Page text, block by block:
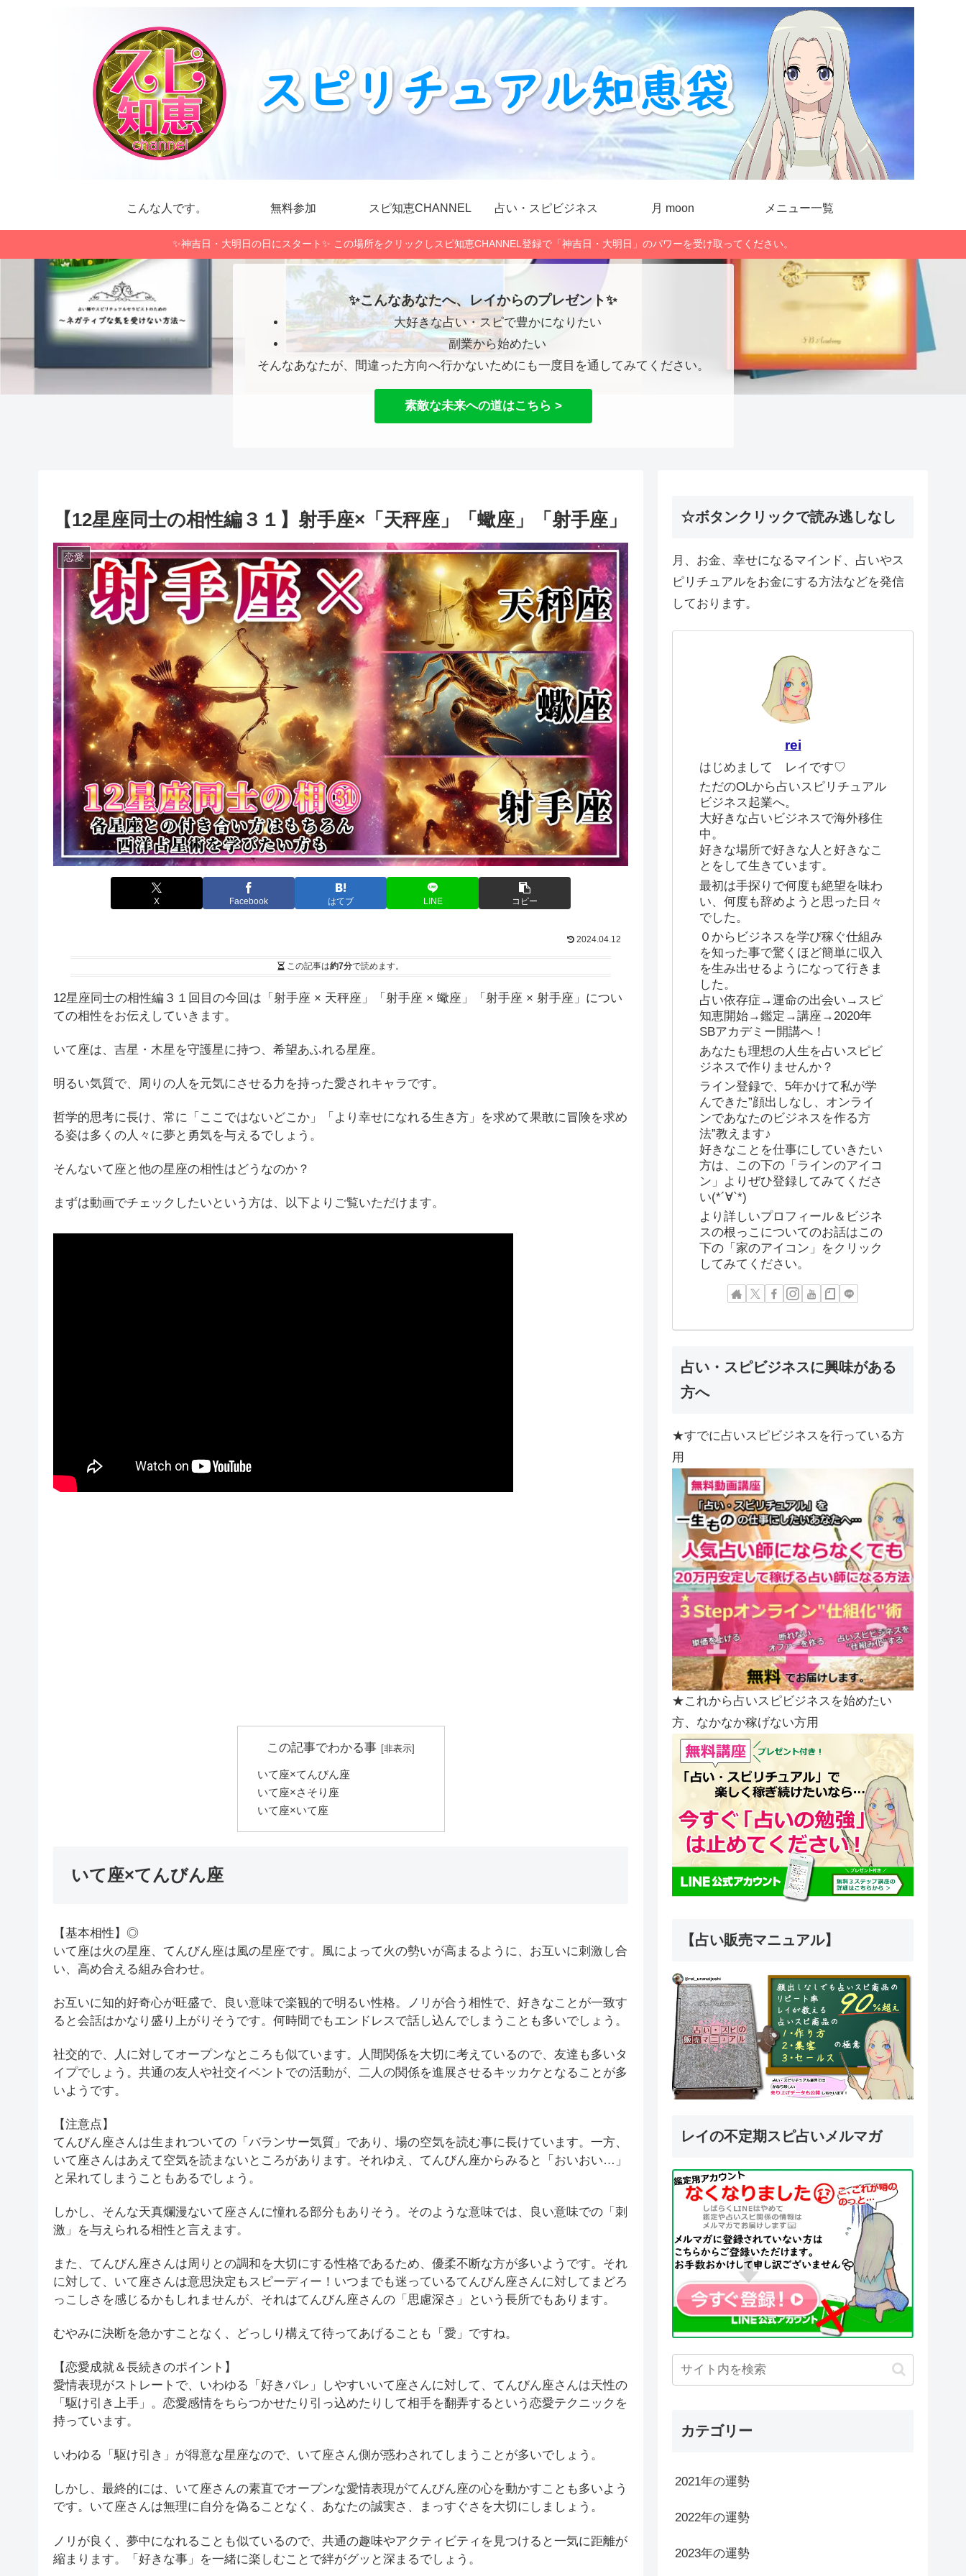
こんな人です。 無料参加 スピ知恵CHANNEL 占い・スピビジネス 月 moon メニュー一覧
✨神吉日・大明日の日にスタート✨ この場所をクリックしスピ知恵CHANNEL登録で「神吉日・大明日」のパワーを受け取ってください。
✨こんなあなたへ、レイからのプレゼント✨
大好きな占い・スピで豊かになりたい
副業から始めたい
そんなあなたが、間違った方向へ行かないためにも一度目を通してみてください。
素敵な未来への道はこちら >
【12星座同士の相性編３１】射手座×「天秤座」「蠍座」「射手座」
恋愛
X Facebook はてブ LINE コピー
2024.04.12
この記事は約7分で読めます。
12星座同士の相性編３１回目の今回は「射手座 × 天秤座」「射手座 × 蠍座」「射手座 × 射手座」につい
ての相性をお伝えしていきます。
いて座は、吉星・木星を守護星に持つ、希望あふれる星座。
明るい気質で、周りの人を元気にさせる力を持った愛されキャラです。
哲学的思考に長け、常に「ここではないどこか」「より幸せになれる生き方」を求めて果敢に冒険を求め
る姿は多くの人々に夢と勇気を与えるでしょう。
そんないて座と他の星座の相性はどうなのか？
まずは動画でチェックしたいという方は、以下よりご覧いただけます。
この記事でわかる事
いて座×てんびん座
いて座×さそり座
いて座×いて座
いて座×てんびん座
【基本相性】◎
いて座は火の星座、てんびん座は風の星座です。風によって火の勢いが高まるように、お互いに刺激し合
い、高め合える組み合わせ。
お互いに知的好奇心が旺盛で、良い意味で楽観的で明るい性格。ノリが合う相性で、好きなことが一致す
ると会話はかなり盛り上がりそうです。何時間でもエンドレスで話し込んでしまうことも多いでしょう。
社交的で、人に対してオープンなところも似ています。人間関係を大切に考えているので、友達も多いタ
イプでしょう。共通の友人や社交イベントでの活動が、二人の関係を進展させるキッカケとなることが多
いようです。
【注意点】
てんびん座さんは生まれついての「バランサー気質」であり、場の空気を読む事に長けています。一方、
いて座さんはあえて空気を読まないところがあります。それゆえ、てんびん座からみると「おいおい…」
と呆れてしまうこともあるでしょう。
しかし、そんな天真爛漫ないて座さんに憧れる部分もありそう。そのような意味では、良い意味での「刺
激」を与えられる相性と言えます。
また、てんびん座さんは周りとの調和を大切にする性格であるため、優柔不断な方が多いようです。それ
に対して、いて座さんは意思決定もスピーディー！いつまでも迷っているてんびん座さんに対してまどろ
っこしさを感じるかもしれませんが、それはてんびん座さんの「思慮深さ」という長所でもあります。
むやみに決断を急かすことなく、どっしり構えて待ってあげることも「愛」ですね。
【恋愛成就＆長続きのポイント】
愛情表現がストレートで、いわゆる「好きバレ」しやすいいて座さんに対して、てんびん座さんは天性の
「駆け引き上手」。恋愛感情をちらつかせたり引っ込めたりして相手を翻弄するという恋愛テクニックを
持っています。
いわゆる「駆け引き」が得意な星座なので、いて座さん側が惑わされてしまうことが多いでしょう。
しかし、最終的には、いて座さんの素直でオープンな愛情表現がてんびん座の心を動かすことも多いよう
です。いて座さんは無理に自分を偽ることなく、あなたの誠実さ、まっすぐさを大切にしましょう。
ノリが良く、夢中になれることも似ているので、共通の趣味やアクティビティを見つけると一気に距離が
縮まります。「好きな事」を一緒に楽しむことで絆がグッと深まるでしょう。
☆ボタンクリックで読み逃しなし
月、お金、幸せになるマインド、占いやス
ピリチュアルをお金にする方法などを発信
しております。
rei
はじめまして レイです♡
ただのOLから占いスピリチュアル
ビジネス起業へ。
大好きな占いビジネスで海外移住
中。
好きな場所で好きな人と好きなこ
とをして生きています。
最初は手探りで何度も絶望を味わ
い、何度も辞めようと思った日々
でした。
０からビジネスを学び稼ぐ仕組み
を知った事で驚くほど簡単に収入
を生み出せるようになって行きま
した。
占い依存症→運命の出会い→スピ
知恵開始→鑑定→講座→2020年
SBアカデミー開講へ！
あなたも理想の人生を占いスピビ
ジネスで作りませんか？
ライン登録で、5年かけて私が学
んできた”顔出しなし、オンライ
ンであなたのビジネスを作る方
法”教えます♪
好きなことを仕事にしていきたい
方は、この下の「ラインのアイコ
ン」よりぜひ登録してみてくださ
い(*´∀`*)
より詳しいプロフィール＆ビジネ
スの根っこについてのお話はこの
下の「家のアイコン」をクリック
してみてください。
占い・スピビジネスに興味がある
方へ
★すでに占いスピビジネスを行っている方
用
★これから占いスピビジネスを始めたい
方、なかなか稼げない方用
【占い販売マニュアル】
レイの不定期スピ占いメルマガ
カテゴリー
2021年の運勢
2022年の運勢
2023年の運勢